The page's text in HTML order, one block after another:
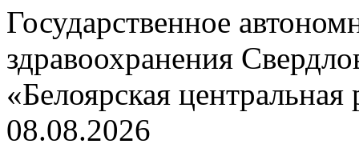
Государственное
здравоохранения
«Белоярская
08.08.2026